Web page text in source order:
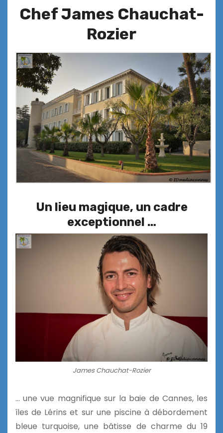
Chef James Chauchat-
Rozier
Un lieu magique, un cadre
exceptionnel …
James Chauchat-Rozier
… une vue magnifique sur la baie de Cannes, les
îles de Lérins et sur une piscine à débordement
bleue turquoise, une bâtisse de charme du 19